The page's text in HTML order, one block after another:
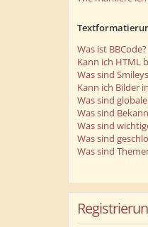
Was ist BBCode?
Kann ich HTML
Was sind
Kann ich Bilder
Was sind
Was sind
Was sind
Was sind
Was sind